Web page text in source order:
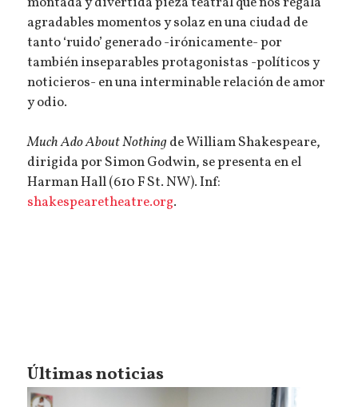
agradables momentos y solaz en una ciudad de
tanto ‘ruido’ generado -irónicamente- por
también inseparables protagonistas -políticos y
noticieros- en una interminable relación de amor
y odio.
Much Ado About Nothing de William Shakespeare,
dirigida por Simon Godwin, se presenta en el
Harman Hall (610 F St. NW). Inf:
shakespearetheatre.org.
Últimas noticias